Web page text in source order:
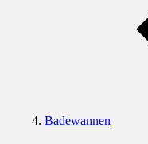
Badewannen